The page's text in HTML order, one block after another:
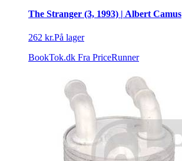
The Stranger (3, 1993) | Albert Camus
262 kr.På lager
BookTok.dk Fra PriceRunner